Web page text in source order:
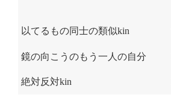
以てるもの同士の類似kin
鏡の向こうのもう一人の自分
絶対反対kin